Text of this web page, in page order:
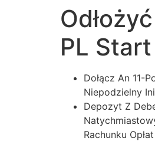
PL
Dołącz An 11-
Niepodzielny
Depozyt Z
Rachunku